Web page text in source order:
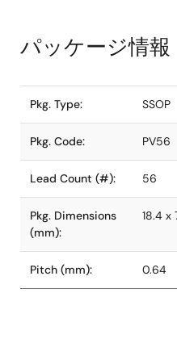
パッケージ情報
Pkg. Type: SSOP
Pkg. Code: PV56
Lead Count (#): 56
Pkg. Dimensions
(mm):
18.4 x
Pitch (mm): 0.64